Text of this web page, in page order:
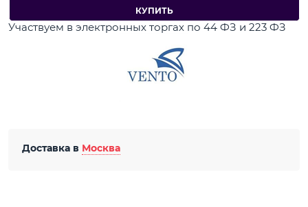
КУПИТЬ
Участвуем в электронных торгах по 44 ФЗ и 223 ФЗ
Доставка в Москва